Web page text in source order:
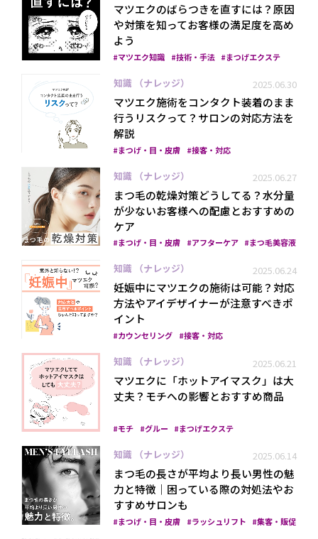
マツエクのばらつきを直すには？原因
や対策を知ってお客様の満足度を高め
よう
マツエク知識 技術・手法 まつげエクステ
知識 （ナレッジ） 2025.06.30
マツエク施術をコンタクト装着のまま
行うリスクって？サロンの対応方法を
解説
まつげ・目・皮膚 接客・対応
知識 （ナレッジ） 2025.06.27
まつ毛の乾燥対策どうしてる？水分量
が少ないお客様への配慮とおすすめの
ケア
まつげ・目・皮膚 アフターケア まつ毛美容液
知識 （ナレッジ） 2025.06.24
妊娠中にマツエクの施術は可能？対応
方法やアイデザイナーが注意すべきポ
イント
カウンセリング 接客・対応
知識 （ナレッジ） 2025.06.21
マツエクに「ホットアイマスク」は大
丈夫？モチへの影響とおすすめ商品
モチ グルー まつげエクステ
知識 （ナレッジ） 2025.06.14
まつ毛の長さが平均より長い男性の魅
力と特徴｜困っている際の対処法やお
すすめサロンも
まつげ・目・皮膚 ラッシュリフト 集客・販促